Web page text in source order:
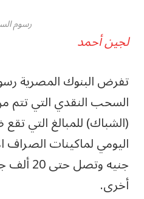
رسوم
لجين أحمد
تفرض البنوك المصرية
السحب النقدي التي تتم
(الشباك) للمبالغ التي
جنيه
أخرى.